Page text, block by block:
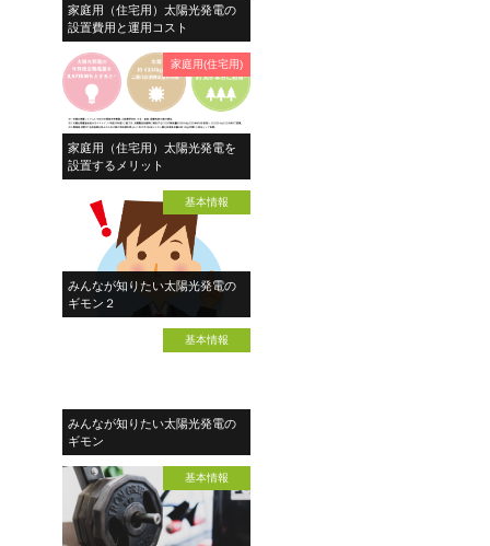
家庭用（住宅用）太陽光発電の
設置費用と運用コスト
家庭用(住宅用)
家庭用（住宅用）太陽光発電を
設置するメリット
基本情報
みんなが知りたい太陽光発電の
ギモン２
基本情報
みんなが知りたい太陽光発電の
ギモン
基本情報